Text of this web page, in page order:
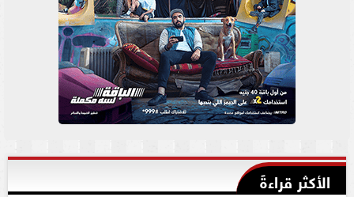
الأكثر قراءةً